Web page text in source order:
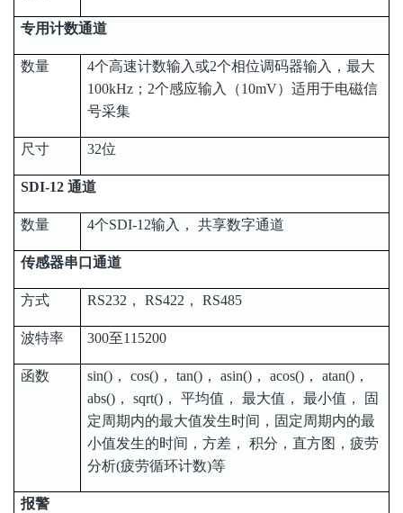
专用计数通道
数量
4个高速计数输入或2个相位调码器输入，最大
100kHz；2个感应输入（10mV）适用于电磁信
号采集
尺寸 32位
SDI-12 通道
数量 4个SDI-12输入， 共享数字通道
传感器串口通道
方式 RS232， RS422， RS485
波特率 300至115200
函数
sin()， cos()， tan()， asin()， acos()， atan()，
abs()， sqrt()， 平均值， 最大值， 最小值， 固
定周期内的最大值发生时间，固定周期内的最
小值发生的时间，方差， 积分，直方图，疲劳
分析(疲劳循环计数)等
报警